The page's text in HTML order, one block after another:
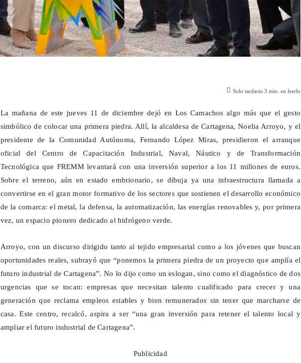
Solo tardarás3 min. en leerlo
La mañana de este jueves 11 de diciembre dejó en Los Camachos algo más que el gesto
simbólico de colocar una primera piedra. Allí, la alcaldesa de Cartagena, Noelia Arroyo, y el
presidente de la Comunidad Autónoma, Fernando López Miras, presidieron el arranque
oficial del Centro de Capacitación Industrial, Naval, Náutico y de Transformación
Tecnológica que FREMM levantará con una inversión superior a los 11 millones de euros.
Sobre el terreno, aún en estado embrionario, se dibuja ya una infraestructura llamada a
convertirse en el gran motor formativo de los sectores que sostienen el desarrollo económico
de la comarca: el metal, la defensa, la automatización, las energías renovables y, por primera
vez, un espacio pionero dedicado al hidrógeno verde.
Arroyo, con un discurso dirigido tanto al tejido empresarial como a los jóvenes que buscan
oportunidades reales, subrayó que “ponemos la primera piedra de un proyecto que amplía el
futuro industrial de Cartagena”. No lo dijo como un eslogan, sino como el diagnóstico de dos
urgencias que se tocan: empresas que necesitan talento cualificado para crecer y una
generación que reclama empleos estables y bien remunerados sin tener que marcharse de
casa. Este centro, recalcó, aspira a ser “una gran inversión para retener el talento local y
ampliar el futuro industrial de Cartagena”.
Publicidad